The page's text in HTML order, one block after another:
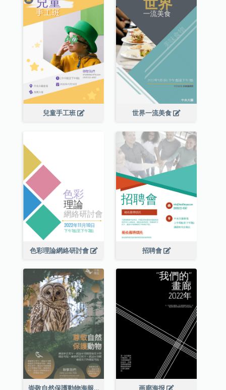
兒童手工班 世界一流美食
色彩理論網絡研討會 招聘會
崇敬自然保護動物海報 画廊海报